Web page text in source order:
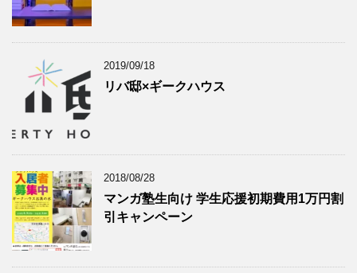
2019/09/18
リバ邸×ギークハウス
2018/08/28
マンガ塾生向け 学生応援初期費用1万円割
引キャンペーン